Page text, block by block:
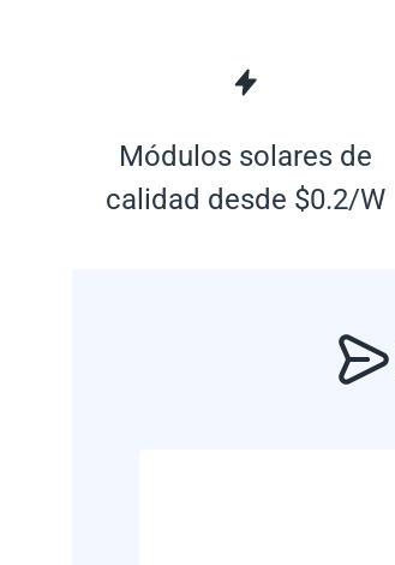
Módulos solares de
calidad desde $0.2/W